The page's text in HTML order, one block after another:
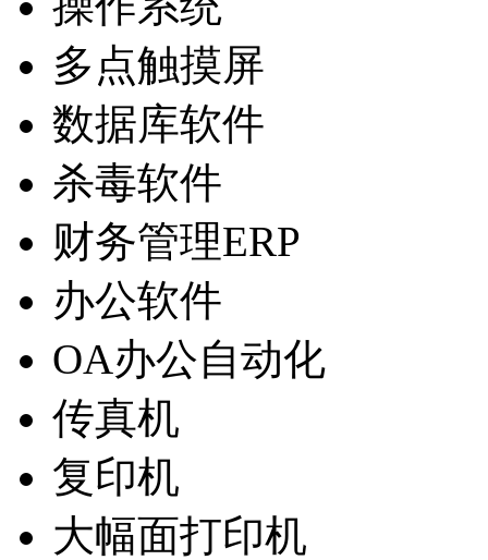
多点触摸屏
数据库软件
杀毒软件
财务管理ERP
办公软件
OA办公自动化
传真机
复印机
大幅面打印机